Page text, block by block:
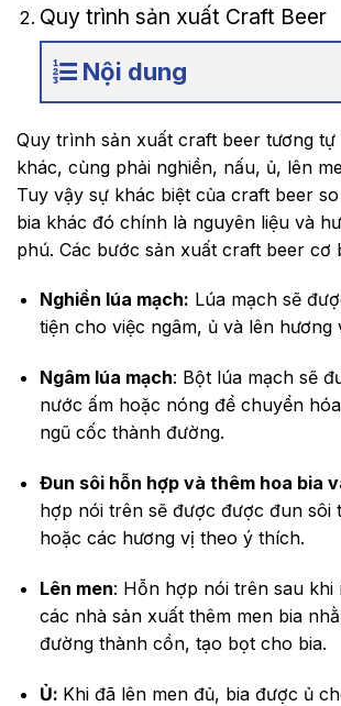
Quy trình sản xuất Craft Beer
Nội dung
Quy trình sản xuất craft beer tương tự
khác, cùng phải nghiền, nấu, ủ, lên
Tuy vậy sự khác biệt của craft beer
bia khác đó chính là nguyên liệu và
phú. Các bước sản xuất craft beer cơ
Nghiền lúa mạch: Lúa mạch sẽ
tiện cho việc ngâm, ủ và lên hương
Ngâm lúa mạch: Bột lúa mạch sẽ
nước ấm hoặc nóng để chuyển
ngũ cốc thành đường.
Đun sôi hỗn hợp và thêm hoa bia
hợp nói trên sẽ được được đun sôi
hoặc các hương vị theo ý thích.
Lên men: Hỗn hợp nói trên sau khi
các nhà sản xuất thêm men bia
đường thành cồn, tạo bọt cho bia.
Ủ: Khi đã lên men đủ, bia được ủ